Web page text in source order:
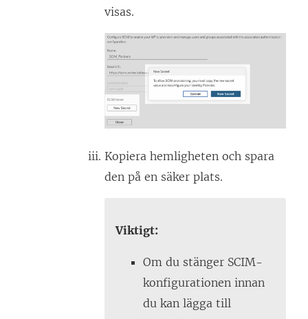
visas.
Kopiera hemligheten och spara
den på en säker plats.
Viktigt:
Om du stänger SCIM-
konfigurationen innan
du kan lägga till